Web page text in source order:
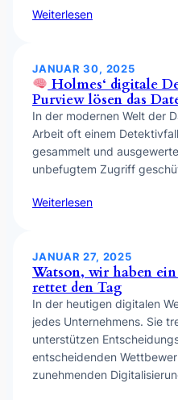
Weiterlesen
JANUAR 30, 2025
Holmes‘ digitale
Purview lösen das
In der modernen Welt der
Arbeit oft einem
gesammelt und
unbefugtem Zugriff
Weiterlesen
JANUAR 27, 2025
Watson, wir haben
rettet den Tag
In der heutigen digitalen
jedes Unternehmens. Sie
unterstützen
entscheidenden
zunehmenden